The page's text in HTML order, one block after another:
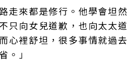
走來都是修行。他學會坦然
只向女兒道歉，也向太太道
心裡舒坦，很多事情就過去
。」